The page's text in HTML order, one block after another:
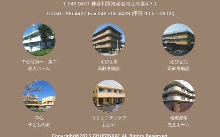
〒243-0431 神奈川県海老名市上今泉4-7-1
Tel:046-206-4427 Fax:046-206-4428 (平日 9:00～18:00)
中心荘第一・第二
老人ホーム
えびな南
高齢者施設
えびな北
高齢者施設
中心
子どもの家
コミュニティケア
おおや
相模原南
児童ホーム